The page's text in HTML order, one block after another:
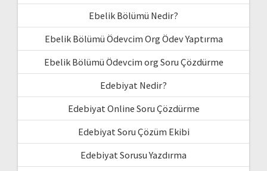
Ebelik Bölümü Nedir?
Ebelik Bölümü Ödevcim Org Ödev Yaptırma
Ebelik Bölümü Ödevcim org Soru Çözdürme
Edebiyat Nedir?
Edebiyat Online Soru Çözdürme
Edebiyat Soru Çözüm Ekibi
Edebiyat Sorusu Yazdırma